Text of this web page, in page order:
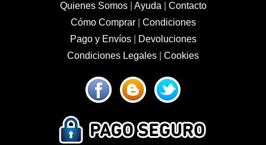
Quienes Somos| Ayuda
Contacto
Cómo Comprar| Condiciones
Pago y Envíos|
Devoluciones
Condiciones Legales
Cookies